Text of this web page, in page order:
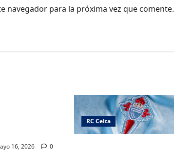
navegador para la próxima vez que comente.
16, 2026 0
RC Celta